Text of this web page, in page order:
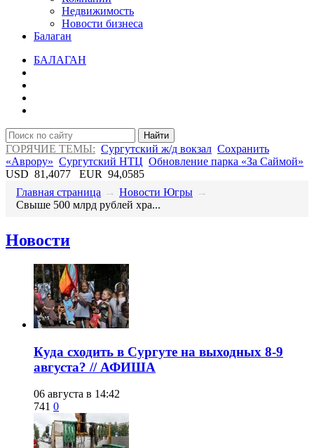
Недвижимость
Новости бизнеса
Балаган
БАЛАГАН
Найти
ГОРЯЧИЕ ТЕМЫ: Сургутский ж/д вокзал Сохранить
«Аврору» Сургутский НТЦ Обновление парка «За Саймой»
USD 81,4077 EUR 94,0585
Главная страница → Новости Югры →
​Свыше 500 млрд рублей хра...
Новости
​Куда сходить в Сургуте на выходных 8-9
августа? // АФИША
06 августа в 14:42
741 0